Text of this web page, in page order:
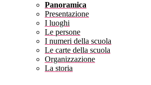
Panoramica
Presentazione
I luoghi
Le persone
I numeri della scuola
Le carte della scuola
Organizzazione
La storia